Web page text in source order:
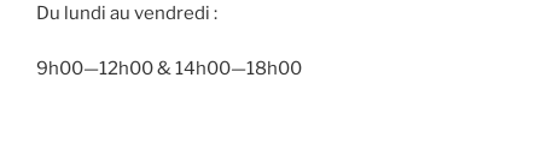
Du lundi au vendredi :
9h00—12h00 & 14h00—18h00